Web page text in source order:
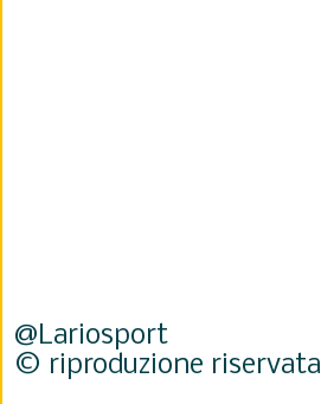
@Lariosport
© riproduzione riservata